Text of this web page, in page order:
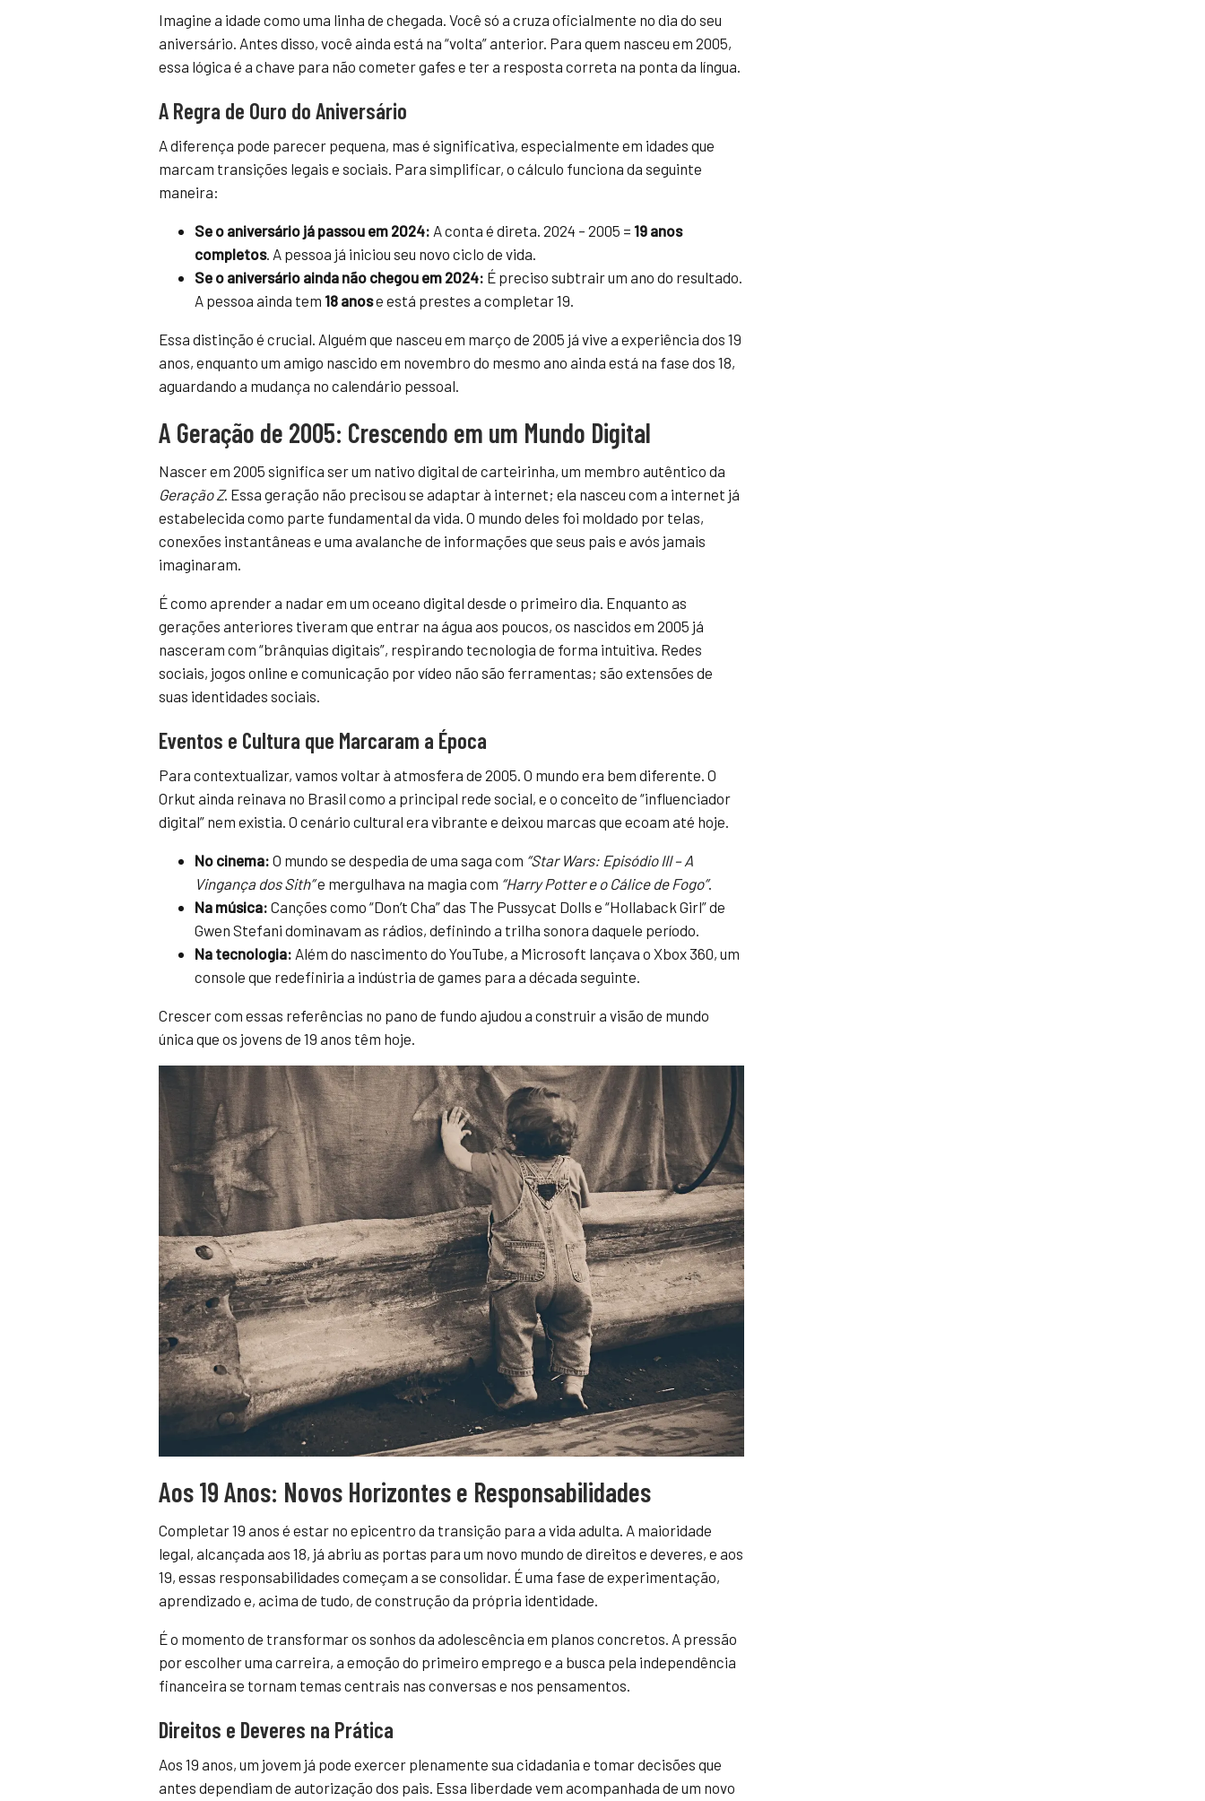
Imagine a idade como uma linha de chegada. Você só a cruza oficialmente no dia do seu
aniversário. Antes disso, você ainda está na “volta” anterior. Para quem nasceu em 2005,
essa lógica é a chave para não cometer gafes e ter a resposta correta na ponta da língua.
A Regra de Ouro do Aniversário
A diferença pode parecer pequena, mas é significativa, especialmente em idades que
marcam transições legais e sociais. Para simplificar, o cálculo funciona da seguinte
maneira:
Se o aniversário já passou em 2024: A conta é direta. 2024 – 2005 = 19 anos
completos. A pessoa já iniciou seu novo ciclo de vida.
Se o aniversário ainda não chegou em 2024: É preciso subtrair um ano do resultado.
A pessoa ainda tem 18 anose está prestes a completar 19.
Essa distinção é crucial. Alguém que nasceu em março de 2005 já vive a experiência dos 19
anos, enquanto um amigo nascido em novembro do mesmo ano ainda está na fase dos 18,
aguardando a mudança no calendário pessoal.
A Geração de 2005: Crescendo em um Mundo Digital
Nascer em 2005 significa ser um nativo digital de carteirinha, um membro autêntico da
Geração Z. Essa geração não precisou se adaptar à internet; ela nasceu com a internet já
estabelecida como parte fundamental da vida. O mundo deles foi moldado por telas,
conexões instantâneas e uma avalanche de informações que seus pais e avós jamais
imaginaram.
É como aprender a nadar em um oceano digital desde o primeiro dia. Enquanto as
gerações anteriores tiveram que entrar na água aos poucos, os nascidos em 2005 já
nasceram com “brânquias digitais”, respirando tecnologia de forma intuitiva. Redes
sociais, jogos online e comunicação por vídeo não são ferramentas; são extensões de
suas identidades sociais.
Eventos e Cultura que Marcaram a Época
Para contextualizar, vamos voltar à atmosfera de 2005. O mundo era bem diferente. O
Orkut ainda reinava no Brasil como a principal rede social, e o conceito de “influenciador
digital” nem existia. O cenário cultural era vibrante e deixou marcas que ecoam até hoje.
No cinema: O mundo se despedia de uma saga com “Star Wars: Episódio III – A
Vingança dos Sith”e mergulhava na magia com “Harry Potter e o Cálice de Fogo”.
Na música: Canções como “Don’t Cha” das The Pussycat Dolls e “Hollaback Girl” de
Gwen Stefani dominavam as rádios, definindo a trilha sonora daquele período.
Na tecnologia: Além do nascimento do YouTube, a Microsoft lançava o Xbox 360, um
console que redefiniria a indústria de games para a década seguinte.
Crescer com essas referências no pano de fundo ajudou a construir a visão de mundo
única que os jovens de 19 anos têm hoje.
Aos 19 Anos: Novos Horizontes e Responsabilidades
Completar 19 anos é estar no epicentro da transição para a vida adulta. A maioridade
legal, alcançada aos 18, já abriu as portas para um novo mundo de direitos e deveres, e aos
19, essas responsabilidades começam a se consolidar. É uma fase de experimentação,
aprendizado e, acima de tudo, de construção da própria identidade.
É o momento de transformar os sonhos da adolescência em planos concretos. A pressão
por escolher uma carreira, a emoção do primeiro emprego e a busca pela independência
financeira se tornam temas centrais nas conversas e nos pensamentos.
Direitos e Deveres na Prática
Aos 19 anos, um jovem já pode exercer plenamente sua cidadania e tomar decisões que
antes dependiam de autorização dos pais. Essa liberdade vem acompanhada de um novo